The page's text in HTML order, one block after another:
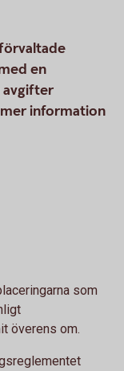
en
avgifter
information
som
överens om.